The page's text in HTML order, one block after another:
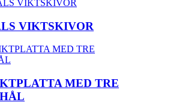
VIKTSKIVOR
MED TRE